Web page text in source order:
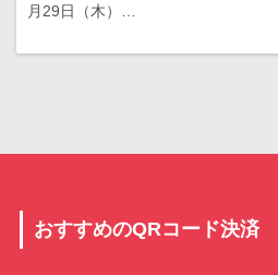
月29日（木）…
おすすめのQRコード決済